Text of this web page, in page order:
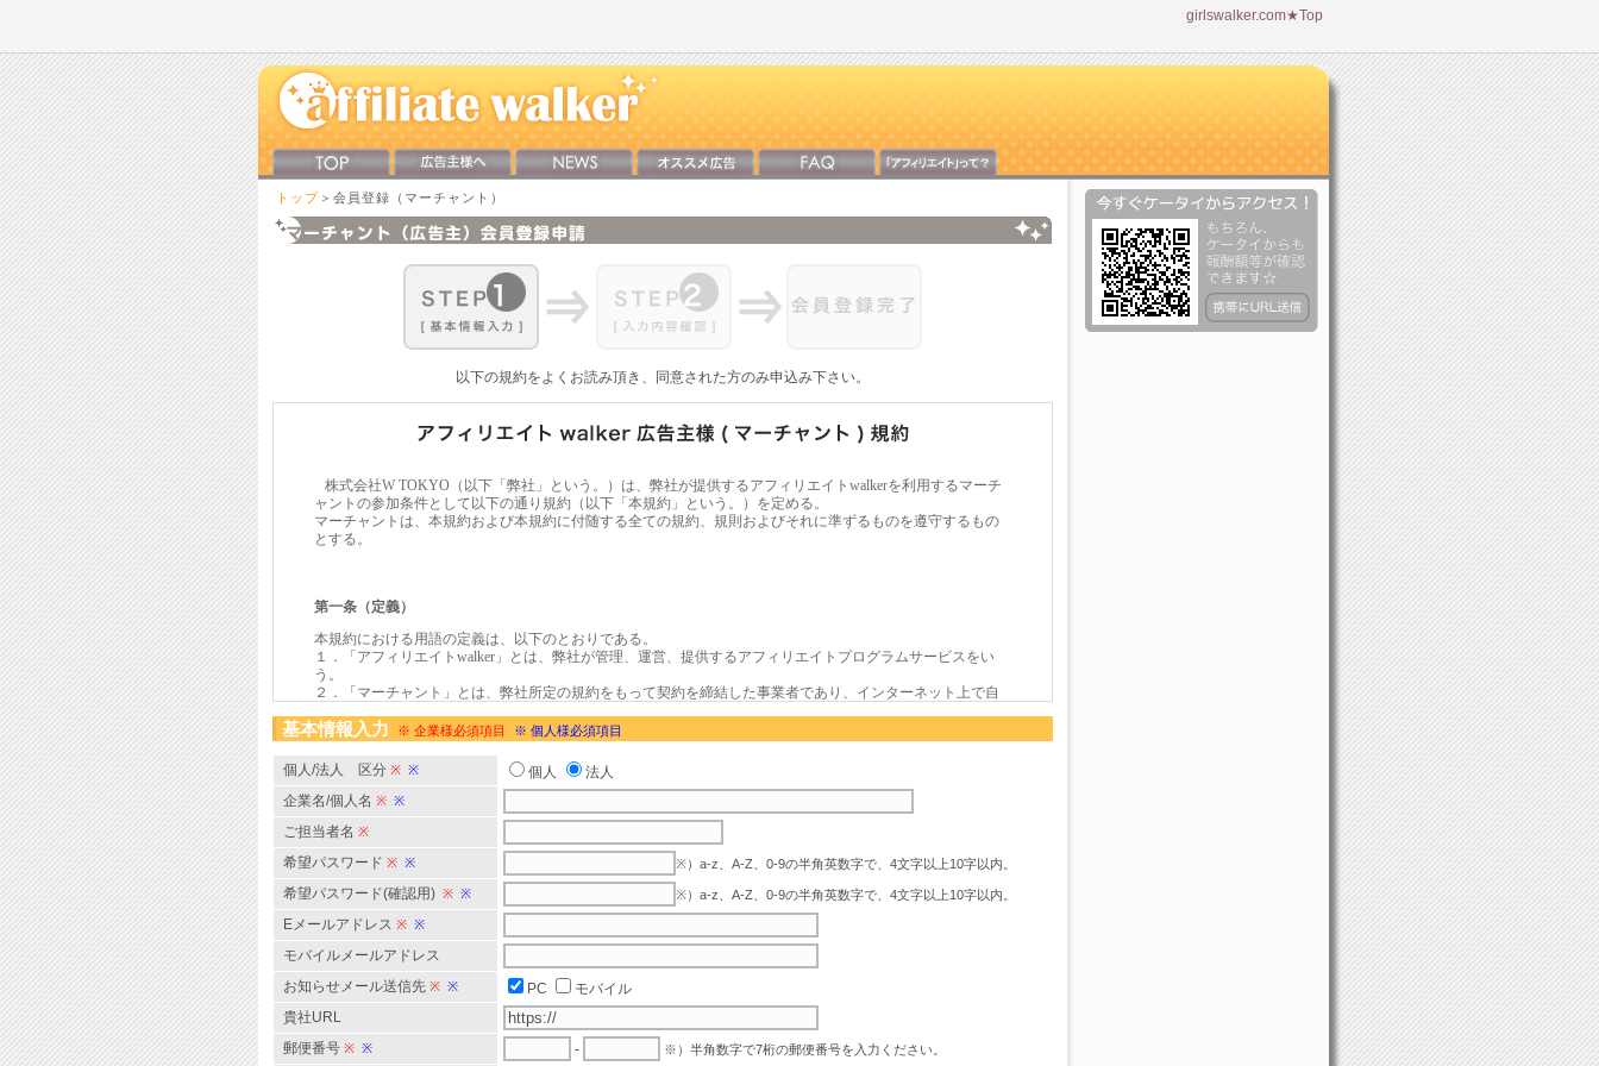
girlswalker.com★Top
トップ ＞会員登録（マーチャント）
以下の規約をよくお読み頂き、同意された方のみ申込み下さい。
基本情報入力 ※ 企業様必須項目 ※ 個人様必須項目
個人/法人 区分 ※ ※ 個人
法人
企業名/個人名 ※ ※
ご担当者名 ※
希望パスワード ※ ※ ※）a-z、A-Z、0-9の半角英数字で、4文字以上10字以内。
希望パスワード(確認用) ※ ※ ※）a-z、A-Z、0-9の半角英数字で、4文字以上10字以内。
Eメールアドレス ※ ※
モバイルメールアドレス
お知らせメール送信先 ※ ※ PC
モバイル
貴社URL
郵便番号 ※ ※ - ※）半角数字で7桁の郵便番号を入力ください。